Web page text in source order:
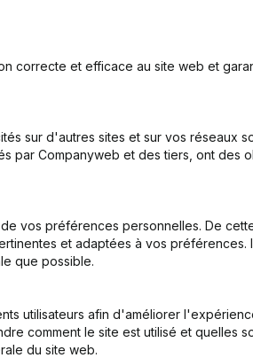
correcte et efficace au site web et
sur d'autres sites et sur vos réseaux
par Companyweb et des tiers, ont des
vos préférences personnelles. De
et adaptées à vos préférences.
que possible.
utilisateurs afin d'améliorer
comment le site est utilisé et quelles
du site web.
fraude
Consulter des